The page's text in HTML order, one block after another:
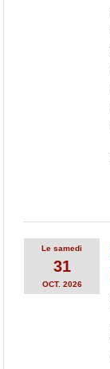
Lesamedi
31
OCT. 2026